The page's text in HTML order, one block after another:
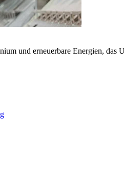
und erneuerbare Energien, das